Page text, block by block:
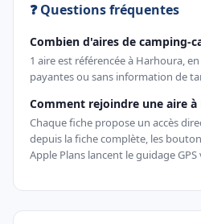
❓ Questions fréquentes
Combien d'aires de camping-
1 aire est référencée à Harhoura,
payantes ou sans information de
Comment rejoindre une aire à
Chaque fiche propose un accès
depuis la fiche complète, les
Apple Plans lancent le guidage GPS